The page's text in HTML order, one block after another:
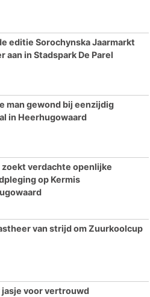
editie Sorochynska Jaarmarkt
aan in Stadspark De Parel
man gewond bij eenzijdig
in Heerhugowaard
zoekt verdachte openlijke
op Kermis
van strijd om Zuurkoolcup
jasje voor vertrouwd